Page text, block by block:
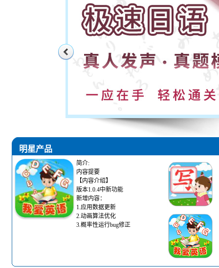
明星产品
简介:
内容提要
【内容介绍】
版本1.0.4中新功能
新增内容：
1.应用数据更新
2.动画算法优化
3.概率性运行bug修正